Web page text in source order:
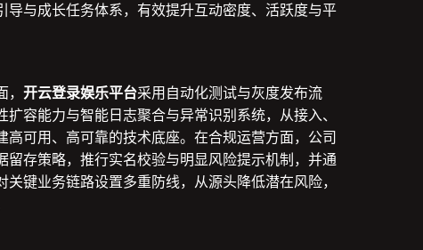
导与成长任务体系，有效提升互动密度、活跃度与平
开云登录娱乐平台采用自动化测试与灰度发布流
容能力与智能日志聚合与异常识别系统，从接入、
高可用、高可靠的技术底座。在合规运营方面，公司
留存策略，推行实名校验与明显风险提示机制，并通
键业务链路设置多重防线，从源头降低潜在风险，